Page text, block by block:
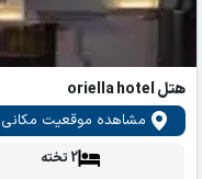
هتل oriella hotel
مشاهده موقعیت مکانی
2 تخته